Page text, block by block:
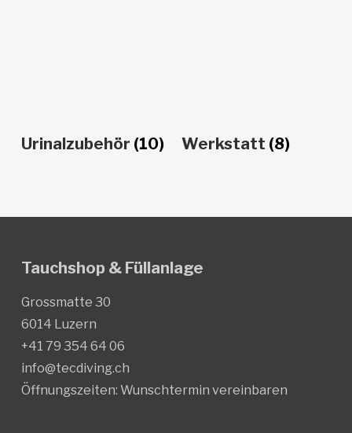
Urinalzubehör (10) Werkstatt (8)
Tauchshop & Füllanlage
Grossmatte 30
6014 Luzern
+41 79 354 64 06
info@tecdiving.ch
Öffnungszeiten: Wunschtermin vereinbaren